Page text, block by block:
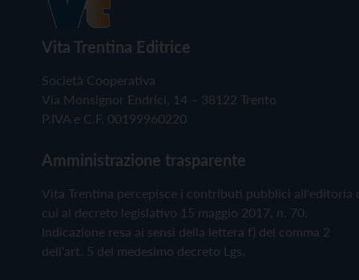
Vita Trentina Editrice
Società Cooperativa
Via Monsignor Endrici, 14 – 38122 Trento
P.IVA e C.F. 00199960220
Amministrazione trasparente
Vita Trentina percepisce i contributi pubblici all'editoria
cui al decreto legislativo 15 maggio 2017, n. 70.
Indicazione resa ai sensi della lettera f) del comma 2
dell'art. 5 del medesimo decreto Lgs.